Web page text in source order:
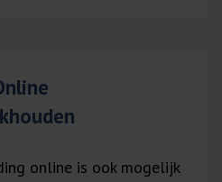
online is ook mogelijk